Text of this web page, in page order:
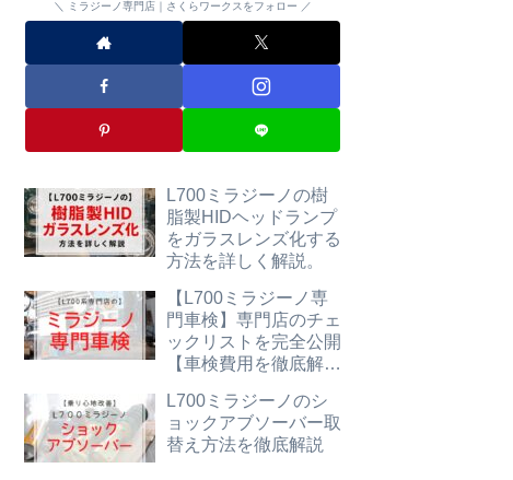
ミラジーノ専門店｜さくらワークスをフォロー
L700ミラジーノの樹
脂製HIDヘッドランプ
をガラスレンズ化する
方法を詳しく解説。
【L700ミラジーノ専
門車検】専門店のチェ
ックリストを完全公開
【車検費用を徹底解
L700ミラジーノのシ
ョックアブソーバー取
替え方法を徹底解説